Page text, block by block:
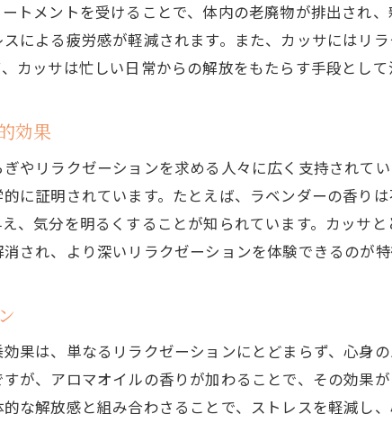
体験者の声から学ぶ効果
疲れを癒すためのおすすめコース
深いリラクゼーションを得るための秘訣
心身の疲れを取り除くために
トメントを受けることで、体内の老廃物が排出され
による疲労感が軽減されます。また、カッサにはリ
カッサは忙しい日常からの解放をもたらす手段として
効果
やリラクゼーションを求める人々に広く支持されて
に証明されています。たとえば、ラベンダーの香り
、気分を明るくすることが知られています。カッサ
され、より深いリラクゼーションを体験できるのが特
果は、単なるリラクゼーションにとどまらず、心身
が、アロマオイルの香りが加わることで、その効果
な解放感と組み合わさることで、ストレスを軽減し